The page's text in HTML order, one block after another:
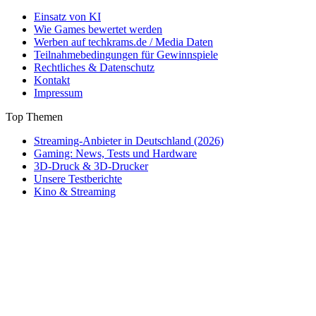
Einsatz von KI
Wie Games bewertet werden
Werben auf techkrams.de / Media Daten
Teilnahmebedingungen für Gewinnspiele
Rechtliches & Datenschutz
Kontakt
Impressum
Top Themen
Streaming-Anbieter in Deutschland (2026)
Gaming: News, Tests und Hardware
3D-Druck & 3D-Drucker
Unsere Testberichte
Kino & Streaming